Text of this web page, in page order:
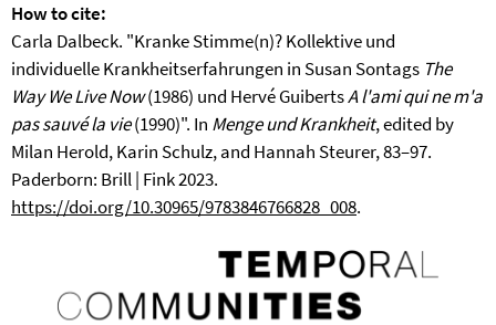
How to cite:
Carla Dalbeck. "Kranke Stimme(n)? Kollektive und
individuelle Krankheitserfahrungen in Susan Sontags The
Way We Live Now(1986) und Hervé GuibertsA l'ami qui ne m'a
pas sauvé la vie(1990)". In Menge und Krankheit, edited by
Milan Herold, Karin Schulz, and Hannah Steurer, 83–97.
Paderborn: Brill | Fink 2023.
https://doi.org/10.30965/9783846766828_008.